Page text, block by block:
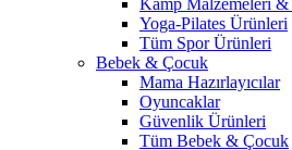
Kamp Malzemeleri
Yoga-Pilates Ürünleri
Tüm Spor Ürünleri
Bebek & Çocuk
Mama Hazırlayıcılar
Oyuncaklar
Güvenlik Ürünleri
Tüm Bebek & Çocuk